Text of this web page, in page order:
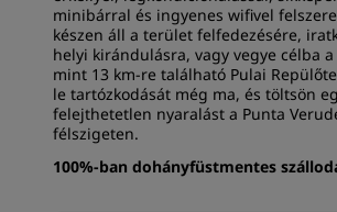
minibárral és ingyenes wifivel
készen áll a terület felfedezésére,
helyi kirándulásra, vagy vegye célba a
mint 13 km-re található Pulai
le tartózkodását még ma, és töltsön
felejthetetlen nyaralást a Punta
félszigeten.
100%-ban dohányfüstmentes